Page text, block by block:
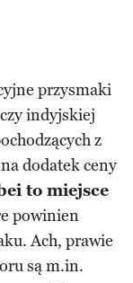
przysmaki
indyjskiej
z
dodatek ceny
to miejsce
powinien
Ach, prawie
są m.in.